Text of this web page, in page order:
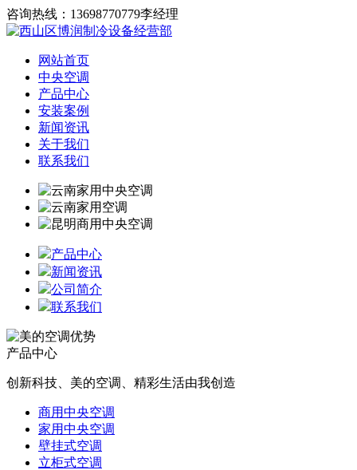
咨询热线：13698770779李经理
网站首页
中央空调
产品中心
安装案例
新闻资讯
关于我们
联系我们
产品中心
新闻资讯
公司简介
联系我们
产品中心
创新科技、美的空调、精彩生活由我创造
商用中央空调
家用中央空调
壁挂式空调
立柜式空调